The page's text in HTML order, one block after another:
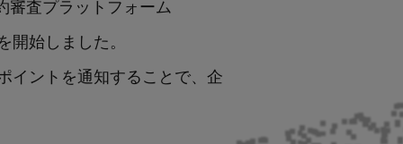
査プラットフォーム
始しました。
イントを通知することで、企